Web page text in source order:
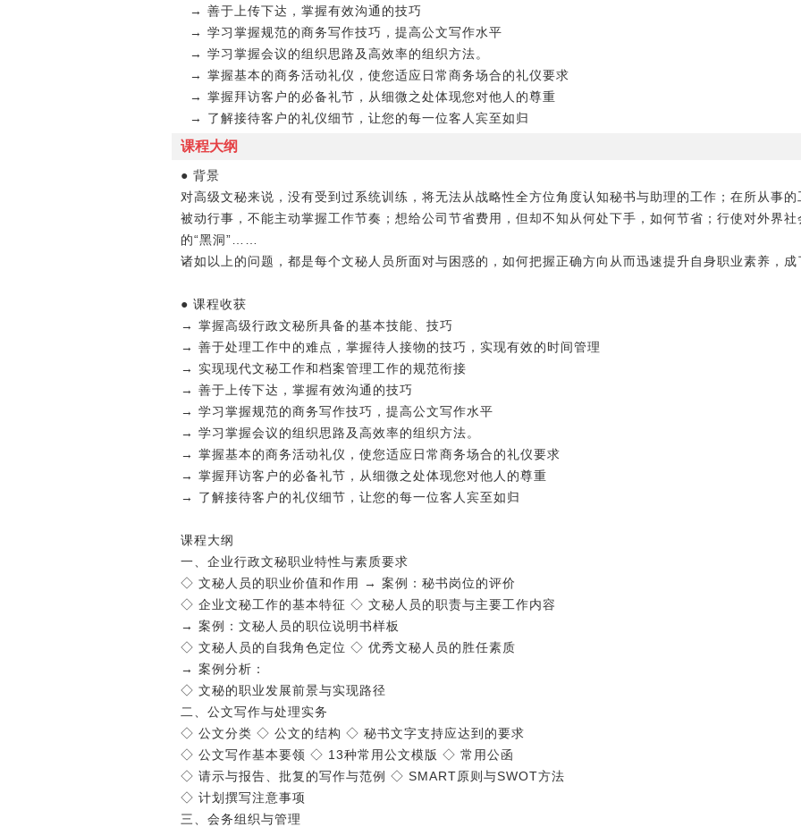
→ 善于上传下达，掌握有效沟通的技巧
→ 学习掌握规范的商务写作技巧，提高公文写作水平
→ 学习掌握会议的组织思路及高效率的组织方法。
→ 掌握基本的商务活动礼仪，使您适应日常商务场合的礼仪要求
→ 掌握拜访客户的必备礼节，从细微之处体现您对他人的尊重
→ 了解接待客户的礼仪细节，让您的每一位客人宾至如归
课程大纲
● 背景
对高级文秘来说，没有受到过系统训练，将无法从战略性全方位角度认知秘书与助理的工作；在所从事
被动行事，不能主动掌握工作节奏；想给公司节省费用，但却不知从何处下手，如何节省；行使对外界
的“黑洞”……
诸如以上的问题，都是每个文秘人员所面对与困惑的，如何把握正确方向从而迅速提升自身职业素养，
● 课程收获
→ 掌握高级行政文秘所具备的基本技能、技巧
→ 善于处理工作中的难点，掌握待人接物的技巧，实现有效的时间管理
→ 实现现代文秘工作和档案管理工作的规范衔接
→ 善于上传下达，掌握有效沟通的技巧
→ 学习掌握规范的商务写作技巧，提高公文写作水平
→ 学习掌握会议的组织思路及高效率的组织方法。
→ 掌握基本的商务活动礼仪，使您适应日常商务场合的礼仪要求
→ 掌握拜访客户的必备礼节，从细微之处体现您对他人的尊重
→ 了解接待客户的礼仪细节，让您的每一位客人宾至如归
课程大纲
一、企业行政文秘职业特性与素质要求
◇ 文秘人员的职业价值和作用 → 案例：秘书岗位的评价
◇ 企业文秘工作的基本特征 ◇ 文秘人员的职责与主要工作内容
→ 案例：文秘人员的职位说明书样板
◇ 文秘人员的自我角色定位 ◇ 优秀文秘人员的胜任素质
→ 案例分析：
◇ 文秘的职业发展前景与实现路径
二、公文写作与处理实务
◇ 公文分类 ◇ 公文的结构 ◇ 秘书文字支持应达到的要求
◇ 公文写作基本要领 ◇ 13种常用公文模版 ◇ 常用公函
◇ 请示与报告、批复的写作与范例 ◇ SMART原则与SWOT方法
◇ 计划撰写注意事项
三、会务组织与管理